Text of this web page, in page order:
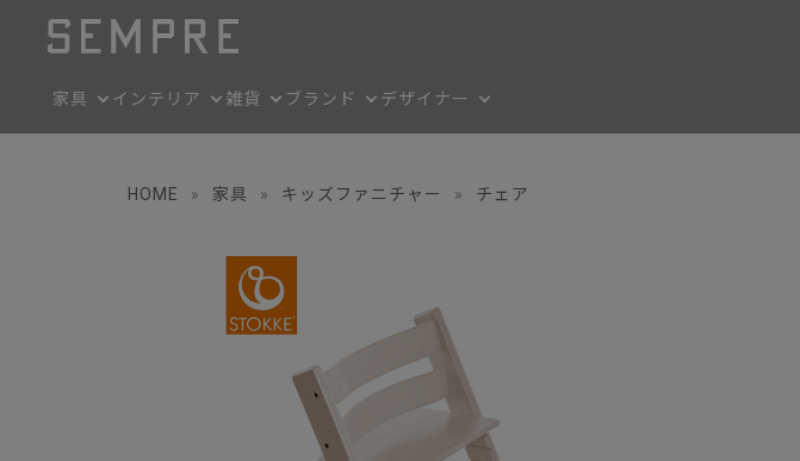
家具 インテリア 雑貨 ブランド デザイナー
HOME » 家具 » キッズファニチャー » チェア